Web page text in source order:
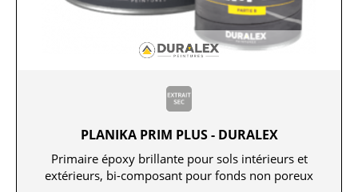
PLANIKA PRIM PLUS - DURALEX
Primaire époxy brillante pour sols intérieurs et
extérieurs, bi-composant pour fonds non poreux